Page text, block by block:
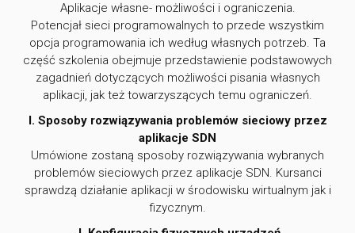
Aplikacje własne- możliwości i ograniczenia.
Potencjał sieci programowalnych to przede wszystkim
opcja programowania ich według własnych potrzeb. Ta
część szkolenia obejmuje przedstawienie podstawowych
zagadnień dotyczących możliwości pisania własnych
aplikacji, jak też towarzyszących temu ograniczeń.
I. Sposoby rozwiązywania problemów sieciowy przez
aplikacje SDN
Umówione zostaną sposoby rozwiązywania wybranych
problemów sieciowych przez aplikacje SDN. Kursanci
sprawdzą działanie aplikacji w środowisku wirtualnym jak i
fizycznym.